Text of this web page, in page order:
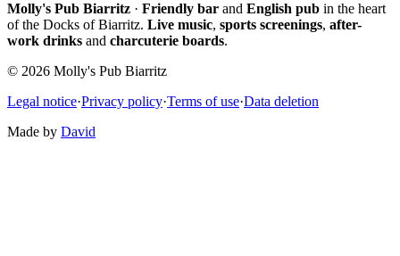
Molly's Pub Biarritz · Friendly bar and English pub in the heart
of the Docks of Biarritz. Live music, sports screenings, after-
work drinks and charcuterie boards.
© 2026 Molly's Pub Biarritz
Legal notice·Privacy policy·Terms of use·Data deletion
Made by David